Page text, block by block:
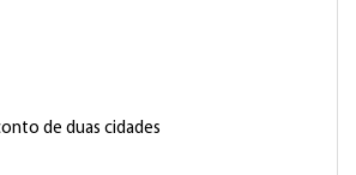
de duas cidades